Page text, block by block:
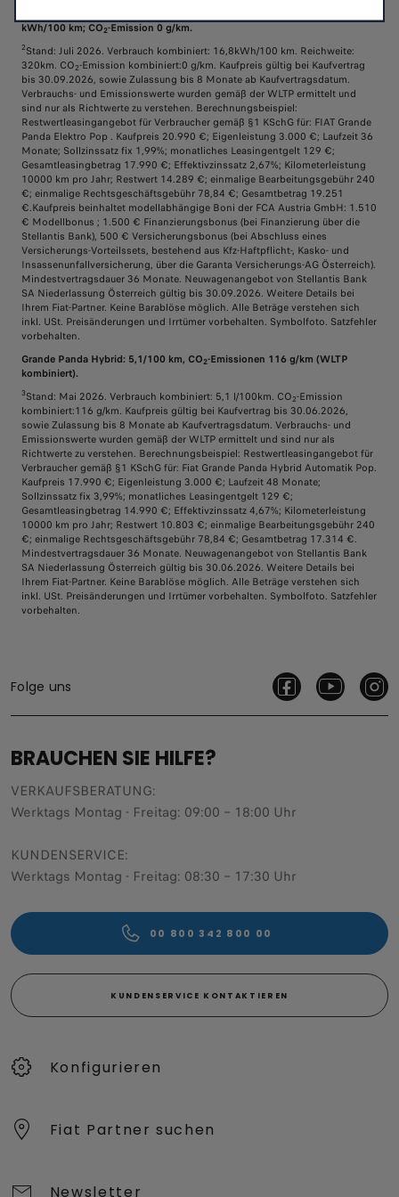
kWh/100 km; CO2-Emission 0 g/km.
2Stand: Juli 2026. Verbrauch kombiniert: 16,8kWh/100 km. Reichweite:
320km. CO2-Emission kombiniert:0 g/km. Kaufpreis gültig bei Kaufvertrag
bis 30.09.2026, sowie Zulassung bis 8 Monate ab Kaufvertragsdatum.
Verbrauchs- und Emissionswerte wurden gemäß der WLTP ermittelt und
sind nur als Richtwerte zu verstehen. Berechnungsbeispiel:
Restwertleasingangebot für Verbraucher gemäß §1 KSchG für: FIAT Grande
Panda Elektro Pop . Kaufpreis 20.990 €; Eigenleistung 3.000 €; Laufzeit 36
Monate; Sollzinssatz fix 1,99%; monatliches Leasingentgelt 129 €;
Gesamtleasingbetrag 17.990 €; Effektivzinssatz 2,67%; Kilometerleistung
10000 km pro Jahr; Restwert 14.289 €; einmalige Bearbeitungsgebühr 240
€; einmalige Rechtsgeschäftsgebühr 78,84 €; Gesamtbetrag 19.251
€.Kaufpreis beinhaltet modellabhängige Boni der FCA Austria GmbH: 1.510
€ Modellbonus ; 1.500 € Finanzierungsbonus (bei Finanzierung über die
Stellantis Bank), 500 € Versicherungsbonus (bei Abschluss eines
Versicherungs-Vorteilssets, bestehend aus Kfz-Haftpflicht-, Kasko- und
Insassenunfallversicherung, über die Garanta Versicherungs-AG Österreich).
Mindestvertragsdauer 36 Monate. Neuwagenangebot von Stellantis Bank
SA Niederlassung Österreich gültig bis 30.09.2026. Weitere Details bei
Ihrem Fiat-Partner. Keine Barablöse möglich. Alle Beträge verstehen sich
inkl. USt. Preisänderungen und Irrtümer vorbehalten. Symbolfoto. Satzfehler
vorbehalten.
Grande Panda Hybrid: 5,1/100 km, CO2-Emissionen 116 g/km (WLTP
kombiniert).
3Stand: Mai 2026. Verbrauch kombiniert: 5,1 l/100km. CO2-Emission
kombiniert:116 g/km. Kaufpreis gültig bei Kaufvertrag bis 30.06.2026,
sowie Zulassung bis 8 Monate ab Kaufvertragsdatum. Verbrauchs- und
Emissionswerte wurden gemäß der WLTP ermittelt und sind nur als
Richtwerte zu verstehen. Berechnungsbeispiel: Restwertleasingangebot für
Verbraucher gemäß §1 KSchG für: Fiat Grande Panda Hybrid Automatik Pop.
Kaufpreis 17.990 €; Eigenleistung 3.000 €; Laufzeit 48 Monate;
Sollzinssatz fix 3,99%; monatliches Leasingentgelt 129 €;
Gesamtleasingbetrag 14.990 €; Effektivzinssatz 4,67%; Kilometerleistung
10000 km pro Jahr; Restwert 10.803 €; einmalige Bearbeitungsgebühr 240
€; einmalige Rechtsgeschäftsgebühr 78,84 €; Gesamtbetrag 17.314 €.
Mindestvertragsdauer 36 Monate. Neuwagenangebot von Stellantis Bank
SA Niederlassung Österreich gültig bis 30.06.2026. Weitere Details bei
Ihrem Fiat-Partner. Keine Barablöse möglich. Alle Beträge verstehen sich
inkl. USt. Preisänderungen und Irrtümer vorbehalten. Symbolfoto. Satzfehler
vorbehalten.
Folge uns
BRAUCHEN SIE HILFE?
VERKAUFSBERATUNG​:
Werktags Montag - Freitag: 09:00 – 18:00 Uhr
KUNDENSERVICE:
Werktags Montag - Freitag: 08:30 – 17:30 Uhr
00 800 342 800 00
KUNDENSERVICE KONTAKTIEREN
Konfigurieren​
Fiat Partner suchen
Newsletter